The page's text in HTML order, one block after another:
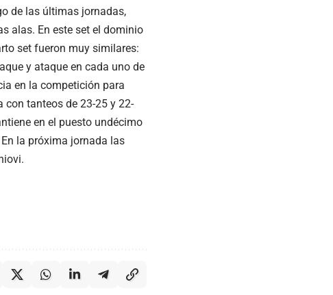
de las últimas jornadas,
alas. En este set el dominio
set fueron muy similares:
y ataque en cada uno de
en la competición para
tanteos de 23-25 y 22-
en el puesto undécimo
la próxima jornada las